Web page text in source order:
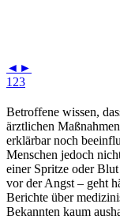
◄ ►
1 23
Betroffene wissen,
ärztlichen
erklärbar noch
Menschen jedoch
einer Spritze oder
vor der Angst – geht
Berichte über
Bekannten kaum